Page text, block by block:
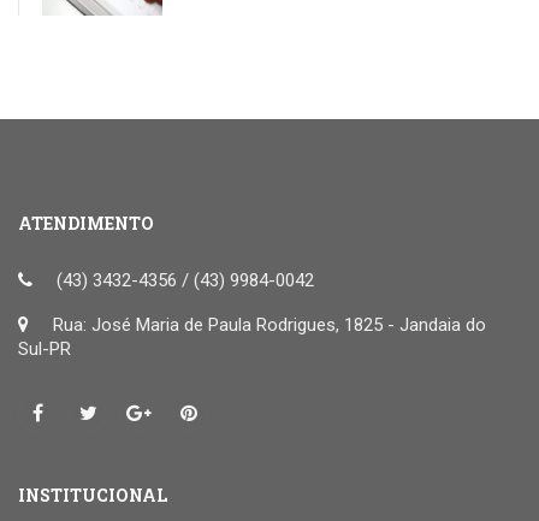
ATENDIMENTO
(43) 3432-4356 / (43) 9984-0042
Rua: José Maria de Paula Rodrigues, 1825 - Jandaia do
Sul-PR
INSTITUCIONAL